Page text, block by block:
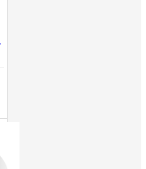
IP